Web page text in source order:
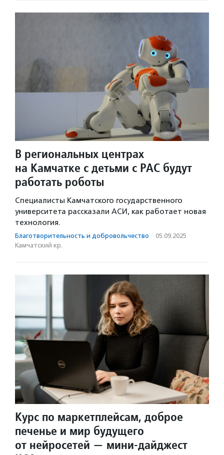
В региональных центрах
на Камчатке с детьми с РАС будут
работать роботы
Специалисты Камчатского государственного
университета рассказали АСИ, как работает новая
технология.
Благотвори­тель­ность и доброволь­чест­во · 05.09.2025 ·
Камчатский кр.
Курс по маркетплейсам, доброе
печенье и мир будущего
от нейросетей — мини-дайджест